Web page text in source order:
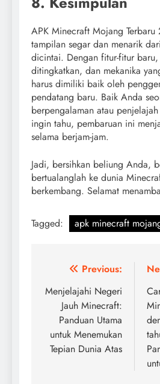
APK Minecraft Mojang
tampilan segar dan menarik
dicintai. Dengan fitur-fitur
ditingkatkan, dan mekanika
harus dimiliki baik oleh
pendatang baru. Baik Anda
berpengalaman atau
ingin tahu, pembaruan ini
selama berjam-jam.
Jadi, bersihkan beliung Anda,
bertualanglah ke dunia
berkembang. Selamat
Tagged: apk minecraft
Post
navigation
Previous:
Menjelajahi Negeri
Jauh Minecraft:
Panduan Utama
untuk Menemukan
Tepian Dunia Atas